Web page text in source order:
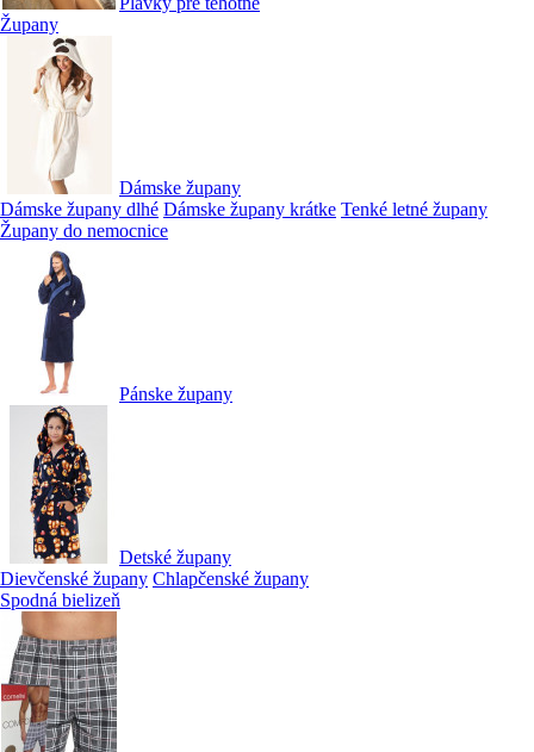
Župany
Dámske župany
Dámske župany dlhé Dámske župany krátke Tenké letné župany
Župany do nemocnice
Pánske župany
Detské župany
Dievčenské župany Chlapčenské župany
Spodná bielizeň